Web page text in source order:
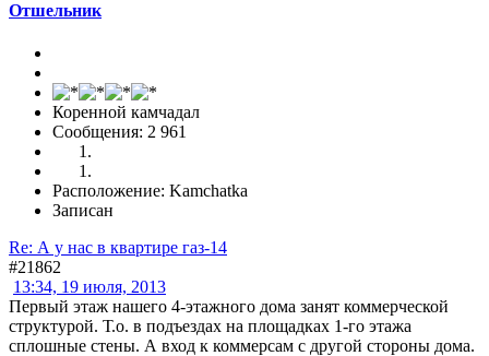
Отшельник
Коренной камчадал
Сообщения: 2 961
Расположение: Kamchatka
Записан
Re: А у нас в квартире газ-14
#21862
13:34, 19 июля, 2013
Первый этаж нашего 4-этажного дома занят коммерческой
структурой. Т.о. в подъездах на площадках 1-го этажа
сплошные стены. А вход к коммерсам с другой стороны дома.